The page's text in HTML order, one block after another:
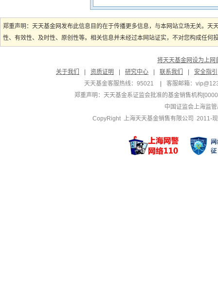
郑重声明：天天基金网发布此信息目的在于传播更多信息，与本网站立场无关。
性、有效性、及时性、原创性等。相关信息并未经过本网站证实，不对您构成任
将天天基金网设为上网
关于我们
资质证明 研究中心 联系我们
安全指引
天天基金客服热线：95021
客服邮箱：
郑重声明：天天基金系证监会批准的基金销售机构
中国证监会上海监
CopyRight 上海天天基金销售有限公司 2011-